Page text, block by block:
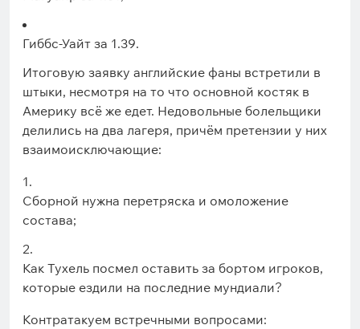
Гиббс-Уайт за 1.39.
Итоговую заявку английские фаны встретили в
штыки, несмотря на то что основной костяк в
Америку всё же едет. Недовольные болельщики
делились на два лагеря, причём претензии у них
взаимоисключающие:
Сборной нужна перетряска и омоложение
состава;
Как Тухель посмел оставить за бортом игроков,
которые ездили на последние мундиали?
Контратакуем встречными вопросами: